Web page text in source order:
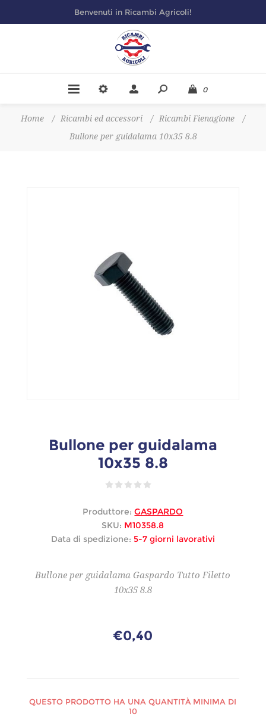
Benvenuti in Ricambi Agricoli!
0
Home / Ricambi ed accessori / Ricambi Fienagione
/
Bullone per guidalama 10x35 8.8
Bullone per guidalama
10x35 8.8
Produttore: GASPARDO
SKU: M10358.8
Data di spedizione: 5-7 giorni lavorativi
Bullone per guidalama Gaspardo Tutto Filetto
10x35 8.8
€0,40
QUESTO PRODOTTO HA UNA QUANTITÀ MINIMA DI
10